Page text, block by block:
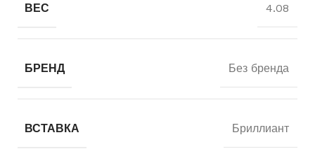
ВЕС 4.08
БРЕНД Без бренда
ВСТАВКА Бриллиант